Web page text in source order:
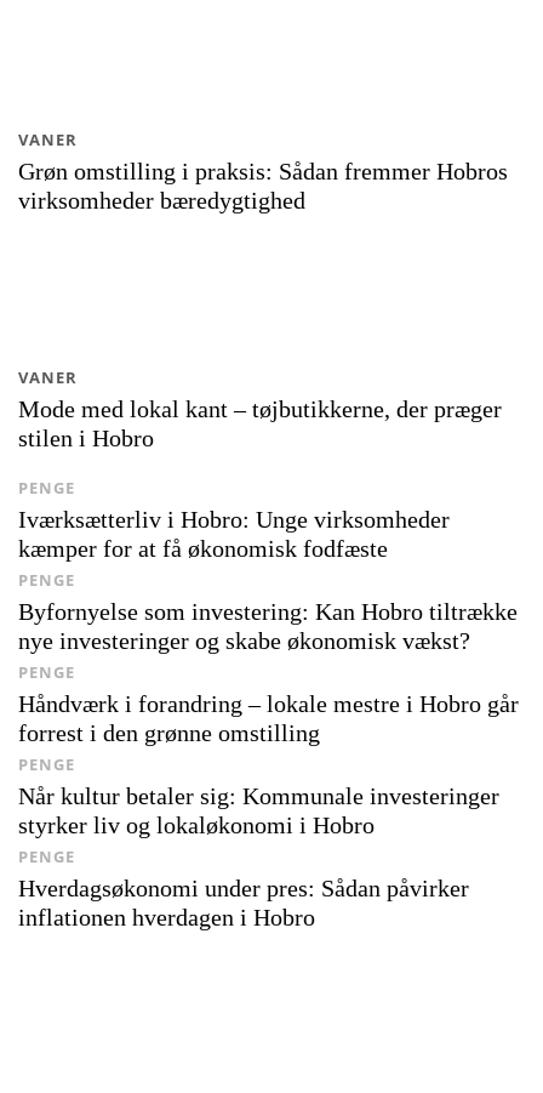
Grøn omstilling i praksis: Sådan fremmer Hobros
virksomheder bæredygtighed
VANER
Mode med lokal kant – tøjbutikkerne, der præger
stilen i Hobro
VANER
Iværksætterliv i Hobro: Unge virksomheder
kæmper for at få økonomisk fodfæste
PENGE
Byfornyelse som investering: Kan Hobro tiltrække
nye investeringer og skabe økonomisk vækst?
PENGE
Håndværk i forandring – lokale mestre i Hobro går
forrest i den grønne omstilling
PENGE
Når kultur betaler sig: Kommunale investeringer
styrker liv og lokaløkonomi i Hobro
PENGE
Hverdagsøkonomi under pres: Sådan påvirker
inflationen hverdagen i Hobro
PENGE